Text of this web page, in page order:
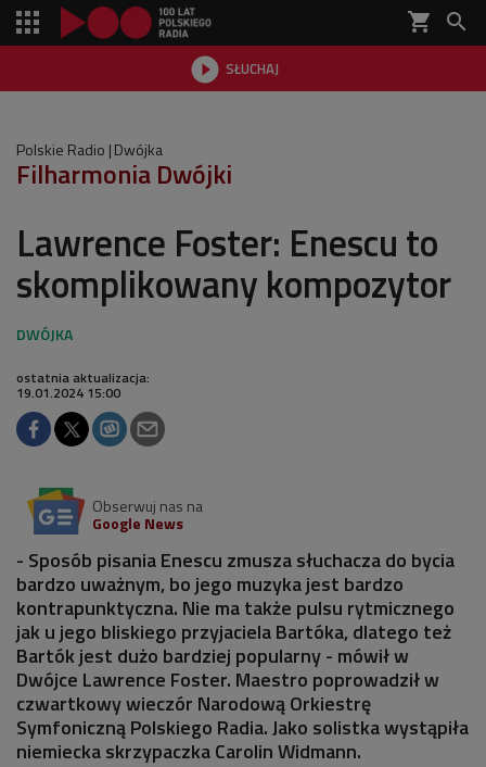
shopping_cart 
 SŁUCHAJ

Polskie Radio Dwójka
Filharmonia Dwójki
Lawrence Foster: Enescu to
skomplikowany kompozytor
ostatnia aktualizacja:
19.01.2024 15:00
Obserwuj nas na
Google News
- Sposób pisania Enescu zmusza słuchacza do bycia
bardzo uważnym, bo jego muzyka jest bardzo
kontrapunktyczna. Nie ma także pulsu rytmicznego
jak u jego bliskiego przyjaciela Bartóka, dlatego też
Bartók jest dużo bardziej popularny - mówił w
Dwójce Lawrence Foster. Maestro poprowadził w
czwartkowy wieczór Narodową Orkiestrę
Symfoniczną Polskiego Radia. Jako solistka wystąpiła
niemiecka skrzypaczka Carolin Widmann.